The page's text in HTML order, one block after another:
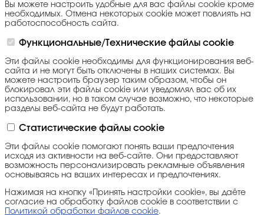
Вы можете настроить удобные для вас файлы cookie кроме
необходимых. Отмена некоторых cookie может повлиять на
работоспособность сайта.
Функциональные/Технические файлы cookie
Эти файлы cookie необходимы для функционирования веб-
сайта и не могут быть отключены в наших системах. Вы
можете настроить браузер таким образом, чтобы он
блокировал эти файлы cookie или уведомлял вас об их
использовании, но в таком случае возможно, что некоторые
разделы веб-сайта не будут работать.
Статистические файлы cookie
Эти файлы cookie помогают понять ваши предпочтения
исходя из активности на веб-сайте. Они предоставляют
возможность персонализировать рекламные объявления
основываясь на ваших интересах и предпочтениях.
Нажимая на кнопку «Принять настройки cookie», вы даёте
согласие на обработку файлов cookie в соответствии с
Политикой обработки файлов cookie.